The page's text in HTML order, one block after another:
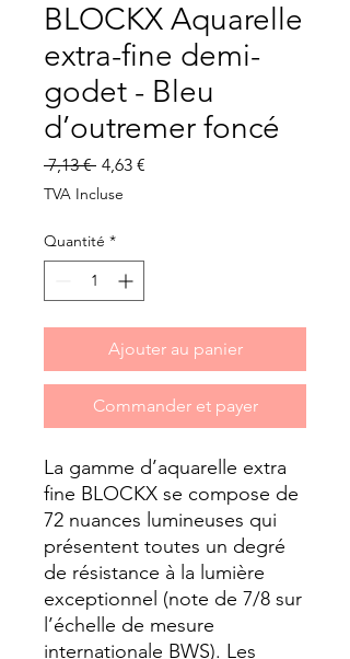
BLOCKX Aquarelle
extra-fine demi-
godet - Bleu
d’outremer foncé
7,13 € Prix
original
4,63 €
TVA Incluse
Quantité *
Ajouter au panier
Commander et payer
La gamme d’aquarelle extra
fine BLOCKX se compose de
72 nuances lumineuses qui
présentent toutes un degré
de résistance à la lumière
exceptionnel (note de 7/8 sur
l’échelle de mesure
internationale BWS). Les